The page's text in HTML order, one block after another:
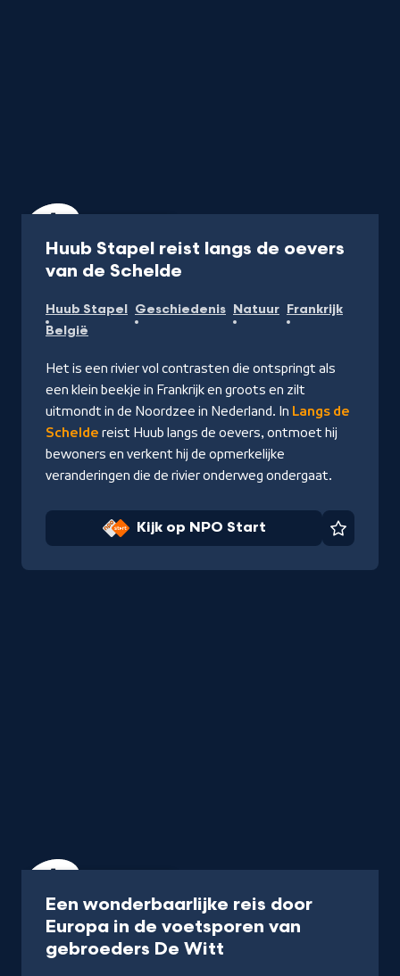
Huub Stapel reist langs de oevers
van de Schelde
op
Start
Huub Stapel Geschiedenis Natuur Frankrijk
België
Het is een rivier vol contrasten die ontspringt als
een klein beekje in Frankrijk en groots en zilt
uitmondt in de Noordzee in Nederland. In Langs de
Schelde reist Huub langs de oevers, ontmoet hij
bewoners en verkent hij de opmerkelijke
veranderingen die de rivier onderweg ondergaat.
Kijk op NPO Start
Een wonderbaarlijke reis door
Europa in de voetsporen van
gebroeders De Witt